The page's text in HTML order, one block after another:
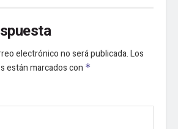
electrónico no será publicada.Los
están marcados con *